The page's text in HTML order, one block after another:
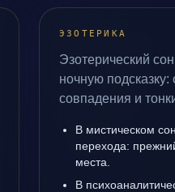
ЭЗОТЕРИКА
Эзотерический
ночную
совпадения и
В мистическом
перехода:
места.
В